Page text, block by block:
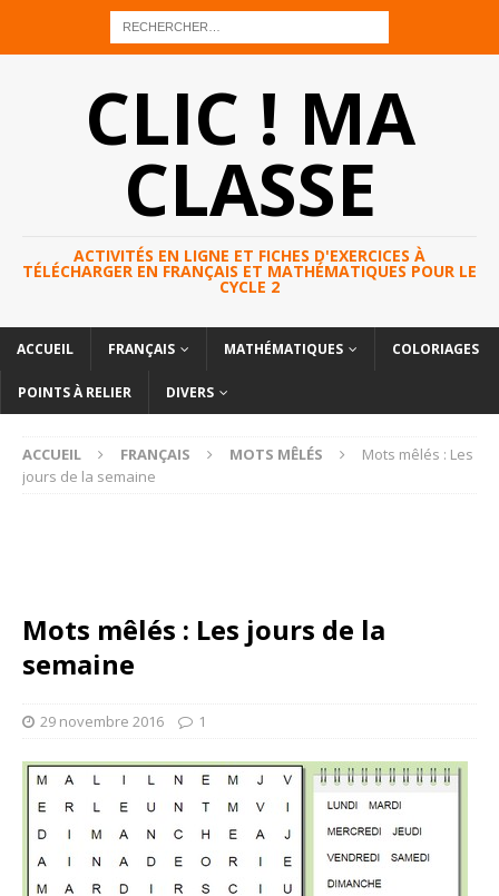
CLIC ! MA
CLASSE
ACTIVITÉS EN LIGNE ET FICHES D'EXERCICES À
TÉLÉCHARGER EN FRANÇAIS ET MATHÉMATIQUES POUR LE
CYCLE 2
ACCUEIL FRANÇAIS MATHÉMATIQUES COLORIAGES
POINTS À RELIER DIVERS
ACCUEIL FRANÇAIS MOTS MÊLÉS
Mots mêlés : Les
jours de la semaine
Mots mêlés : Les jours de la
semaine
29 novembre 2016 1